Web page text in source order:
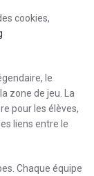
cookies,
le
zone de jeu. La
pour les élèves,
liens entre le
Chaque équipe